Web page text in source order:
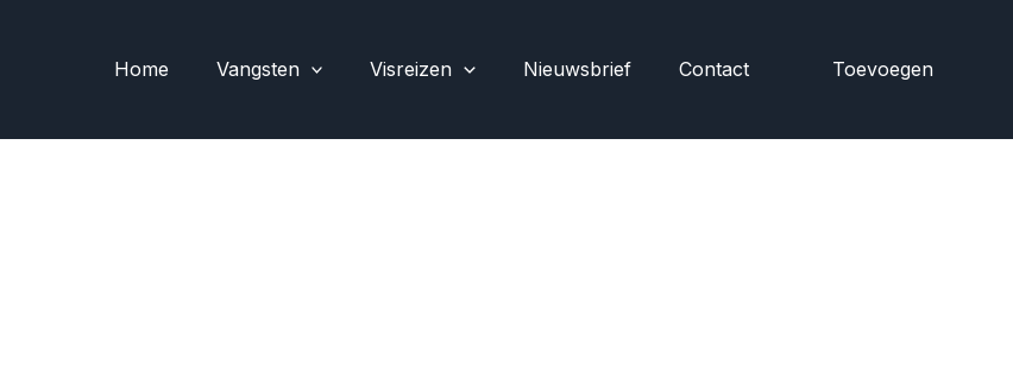
Home Vangsten Visreizen Nieuwsbrief Contact Toevoegen